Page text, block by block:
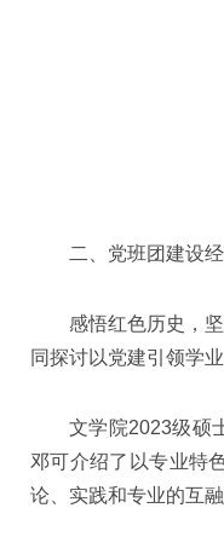
二、党班团建设
感悟红色历史，
同探讨以党建引领学
文学院2023级硕
邓可介绍了以专业特
论、实践和专业的互